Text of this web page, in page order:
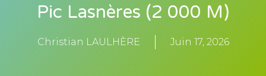
Pic Lasnères (2 000 M)
Christian LAULHÈRE Juin 17, 2026